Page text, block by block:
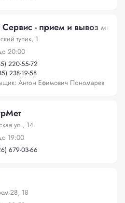
- прием и вывоз
тупик, 1
20:00
220-55-72
238-19-58
Антон Ефимович Пономарев
ул., 14
19:00
679-03-66
28, 18